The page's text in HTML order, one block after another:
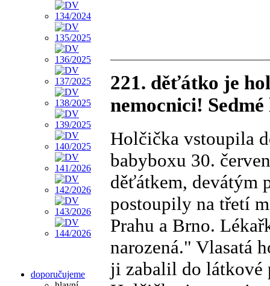
doporučujeme
221. děťátko je
nemocnici!
Holčička vstoupila
babyboxu 30.
děťátkem, devátým
postoupily na třetí
Prahu a Brno.
narozená." Vlasatá
ji zabalil do látkové